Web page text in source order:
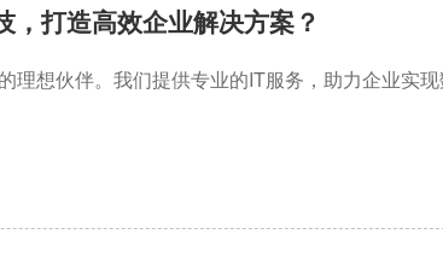
打造高效企业解决方案？
理想伙伴。我们提供专业的IT服务，助力企业实